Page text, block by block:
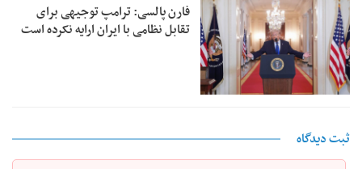
فارن پالسی: ترامپ توجیهی برای
تقابل نظامی با ایران ارایه نکرده است
ثبت دیدگاه